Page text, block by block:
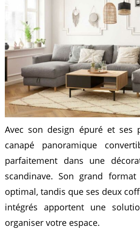
Avec son design épuré et ses
canapé panoramique
parfaitement dans une
scandinave. Son grand
optimal, tandis que ses deux
intégrés apportent une
organiser votre espace.